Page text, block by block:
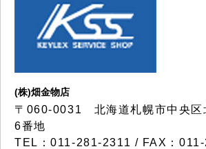
(株)畑金物店
〒060-0031 北海道札幌市中央区
6番地
TEL：011-281-2311 / FAX：